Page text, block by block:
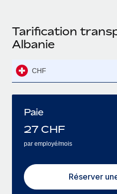
Tarification
Albanie
CHF
Paie
27 CHF
par employé/mois
Réserver